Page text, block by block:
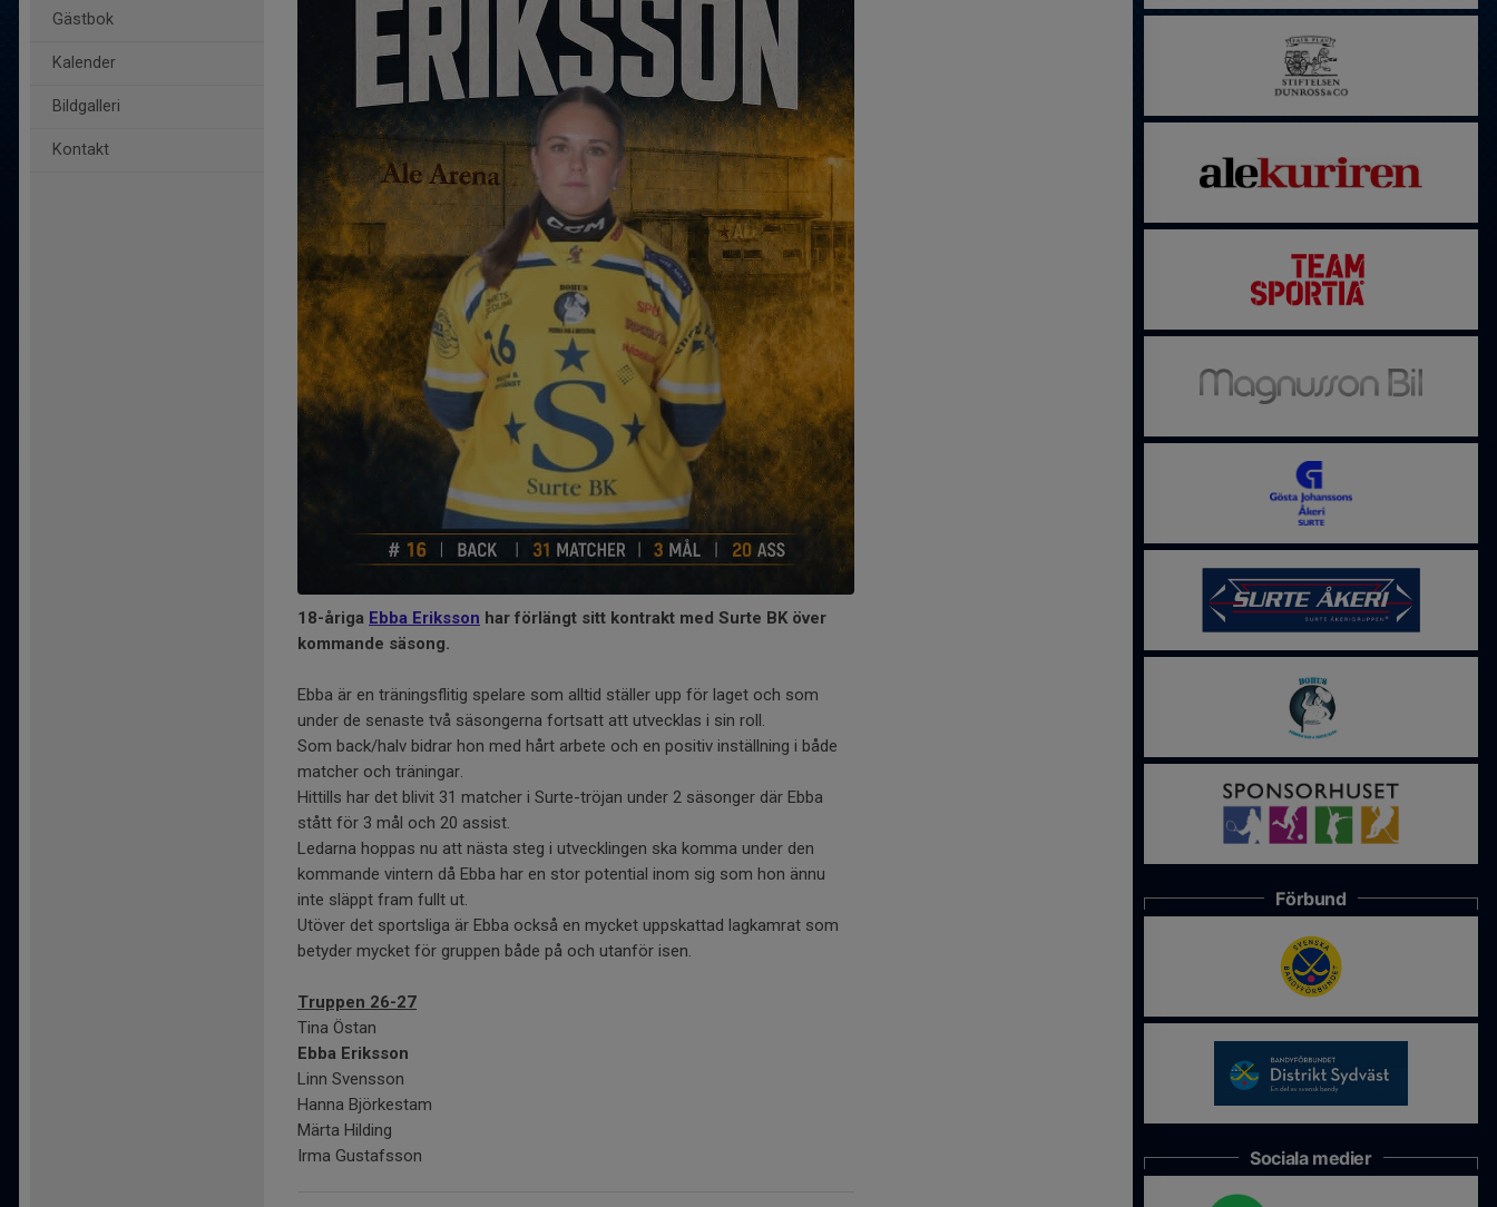
Gästbok
Kalender
Bildgalleri
Kontakt
18-åriga Ebba Eriksson har förlängt sitt kontrakt med Surte BK över
kommande säsong.
Ebba är en träningsflitig spelare som alltid ställer upp för laget och som
under de senaste två säsongerna fortsatt att utvecklas i sin roll.
Som back/halv bidrar hon med hårt arbete och en positiv inställning i både
matcher och träningar.
Hittills har det blivit 31 matcher i Surte-tröjan under 2 säsonger där Ebba
stått för 3 mål och 20 assist.
Ledarna hoppas nu att nästa steg i utvecklingen ska komma under den
kommande vintern då Ebba har en stor potential inom sig som hon ännu
inte släppt fram fullt ut.
Utöver det sportsliga är Ebba också en mycket uppskattad lagkamrat som
betyder mycket för gruppen både på och utanför isen.
Truppen 26-27
Tina Östan
Ebba Eriksson
Linn Svensson
Hanna Björkestam
Märta Hilding
Irma Gustafsson
Förbund
Sociala medier